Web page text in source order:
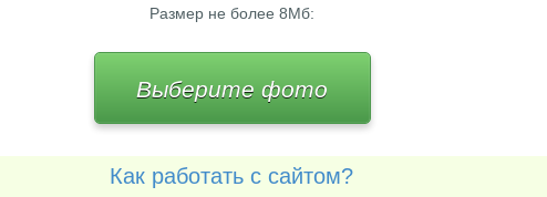
Размер не более 8Мб:
Выберите фото
Как работать с сайтом?